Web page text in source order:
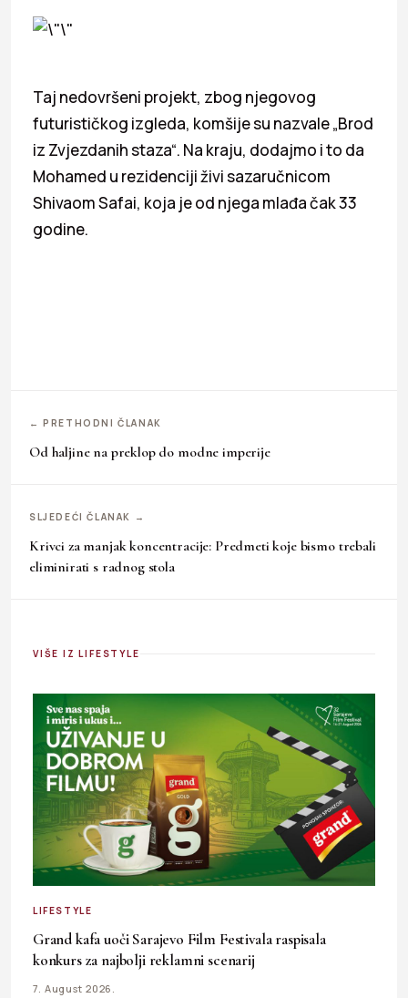
Taj nedovršeni projekt, zbog njegovog
futurističkog izgleda, komšije su nazvale „Brod
iz Zvjezdanih staza“. Na kraju, dodajmo i to da
Mohamed u rezidenciji živi sazaručnicom
Shivaom Safai, koja je od njega mlađa čak 33
godine.
← PRETHODNI ČLANAK
Od haljine na preklop do modne imperije
SLJEDEĆI ČLANAK →
Krivci za manjak koncentracije: Predmeti koje bismo trebali
eliminirati s radnog stola
VIŠE IZ LIFESTYLE
LIFESTYLE
Grand kafa uoči Sarajevo Film Festivala raspisala
konkurs za najbolji reklamni scenarij
7. August 2026.